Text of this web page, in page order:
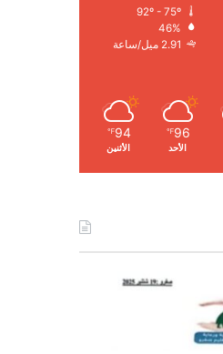
46%
2.91 ميل/ساعة
96
℉
الأحد
94
℉
الأثنين